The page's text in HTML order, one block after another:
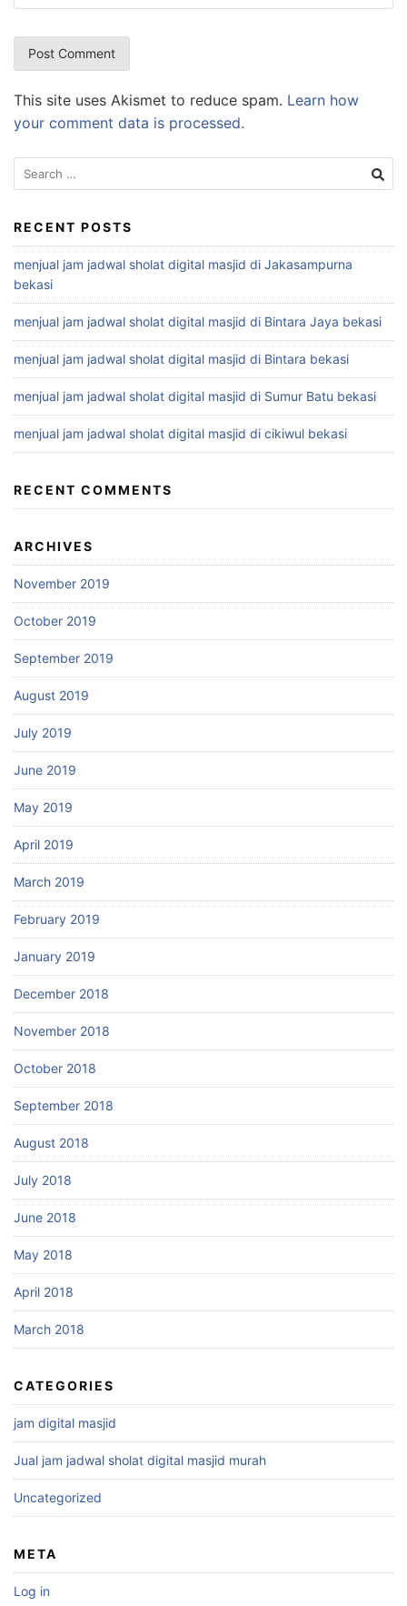
This site uses Akismet to reduce spam. Learn how
your comment data is processed.
Search
for:
RECENT POSTS
menjual jam jadwal sholat digital masjid di Jakasampurna
bekasi
menjual jam jadwal sholat digital masjid di Bintara Jaya bekasi
menjual jam jadwal sholat digital masjid di Bintara bekasi
menjual jam jadwal sholat digital masjid di Sumur Batu bekasi
menjual jam jadwal sholat digital masjid di cikiwul bekasi
RECENT COMMENTS
ARCHIVES
November 2019
October 2019
September 2019
August 2019
July 2019
June 2019
May 2019
April 2019
March 2019
February 2019
January 2019
December 2018
November 2018
October 2018
September 2018
August 2018
July 2018
June 2018
May 2018
April 2018
March 2018
CATEGORIES
jam digital masjid
Jual jam jadwal sholat digital masjid murah
Uncategorized
META
Log in